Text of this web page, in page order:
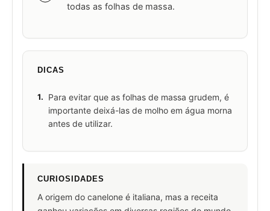
todas as folhas de massa.
DICAS
1.
Para evitar que as folhas de massa grudem, é
importante deixá-las de molho em água morna
antes de utilizar.
CURIOSIDADES
A origem do canelone é italiana, mas a receita